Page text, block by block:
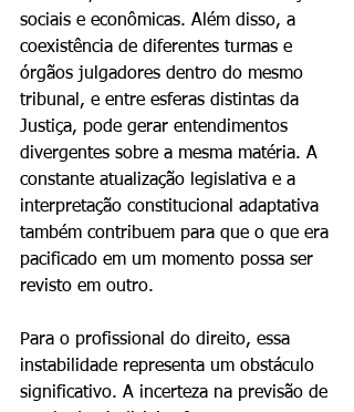
sociais e econômicas. Além disso, a
coexistência de diferentes turmas e
órgãos julgadores dentro do mesmo
tribunal, e entre esferas distintas da
Justiça, pode gerar entendimentos
divergentes sobre a mesma matéria. A
constante atualização legislativa e a
interpretação constitucional adaptativa
também contribuem para que o que era
pacificado em um momento possa ser
revisto em outro.
Para o profissional do direito, essa
instabilidade representa um obstáculo
significativo. A incerteza na previsão de